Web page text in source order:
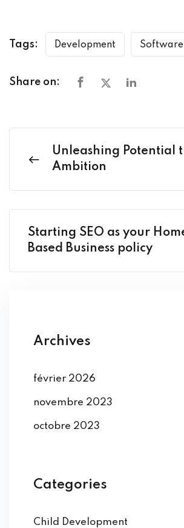
Tags: Development Software
Share on:
Unleashing Potential
Ambition
Starting SEO as your
Based Business policy
Archives
février 2026
novembre 2023
octobre 2023
Categories
Child Development